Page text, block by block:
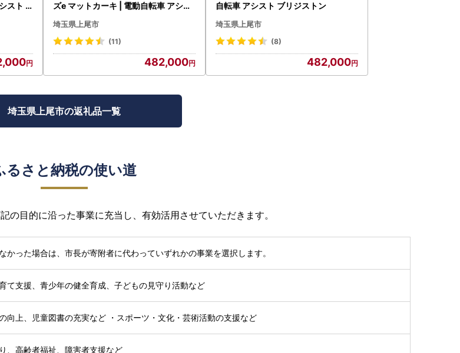
スト
ズe マットカーキ | 電動自転車 アシス
埼玉県上尾市
(11)
482,000
自転車 アシスト ブリジストン
埼玉県上尾市
(8)
482,000
埼玉県上尾市の返礼品一覧
るさと納税の使い道
目的に沿った事業に充当し、有効活用させていただきます。
かった場合は、市長が寄附者に代わっていずれかの事業を選択します。
て支援、青少年の健全育成、子どもの見守り活動など
向上、児童図書の充実など ・スポーツ・文化・芸術活動の支援など
、高齢者福祉、障害者支援など